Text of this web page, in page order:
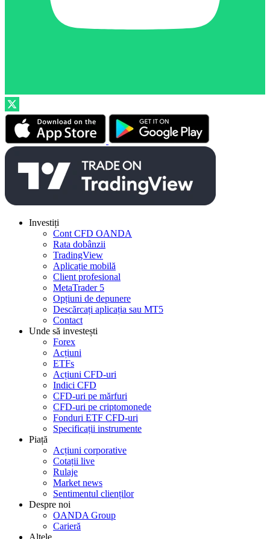
Investiți
Cont CFD OANDA
Rata dobânzii
TradingView
Aplicație mobilă
Client profesional
MetaTrader 5
Opțiuni de depunere
Descărcați aplicația sau MT5
Contact
Unde să investești
Forex
Acțiuni
ETFs
Acțiuni CFD-uri
Indici CFD
CFD-uri pe mărfuri
CFD-uri pe criptomonede
Fonduri ETF CFD-uri
Specificații instrumente
Piață
Acțiuni corporative
Cotații live
Rulaje
Market news
Sentimentul clienților
Despre noi
OANDA Group
Carieră